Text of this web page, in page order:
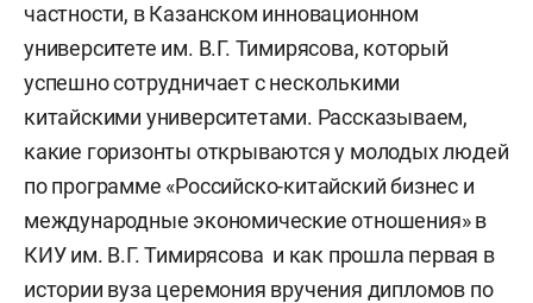
частности, в Казанском инновационном
университете им. В.Г. Тимирясова, который
успешно сотрудничает с несколькими
китайскими университетами. Рассказываем,
какие горизонты открываются у молодых людей
по программе «Российско-китайский бизнес и
международные экономические отношения» в
КИУ им. В.Г. Тимирясова и как прошла первая в
истории вуза церемония вручения дипломов по